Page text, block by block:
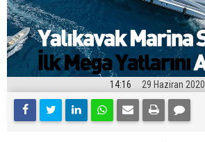
14:16 29 Haziran 2020